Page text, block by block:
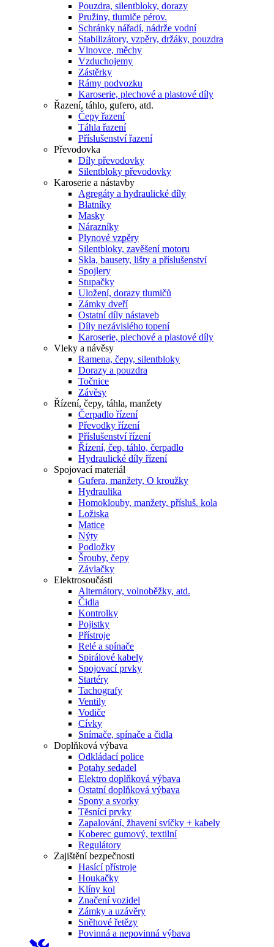
Pouzdra, silentbloky, dorazy
Pružiny, tlumiče pérov.
Schránky nářadí, nádrže vodní
Stabilizátory, vzpěry, držáky, pouzdra
Vlnovce, měchy
Vzduchojemy
Zástěrky
Rámy podvozku
Karoserie, plechové a plastové díly
Řazení, táhlo, gufero, atd.
Čepy řazení
Táhla řazení
Příslušenství řazení
Převodovka
Díly převodovky
Silentbloky převodovky
Karoserie a nástavby
Agregáty a hydraulické díly
Blatníky
Masky
Nárazníky
Plynové vzpěry
Silentbloky, zavěšení motoru
Skla, bausety, lišty a příslušenství
Spojlery
Stupačky
Uložení, dorazy tlumičů
Zámky dveří
Ostatní díly nástaveb
Díly nezávislého topení
Karoserie, plechové a plastové díly
Vleky a návěsy
Ramena, čepy, silentbloky
Dorazy a pouzdra
Točnice
Závěsy
Řízení, čepy, táhla, manžety
Čerpadlo řízení
Převodky řízení
Příslušenství řízení
Řízení, čep, táhlo, čerpadlo
Hydraulické díly řízení
Spojovací materiál
Gufera, manžety, O kroužky
Hydraulika
Homoklouby, manžety, přísluš. kola
Ložiska
Matice
Nýty
Podložky
Šrouby, čepy
Závlačky
Elektrosoučásti
Alternátory, volnoběžky, atd.
Čidla
Kontrolky
Pojistky
Přístroje
Relé a spínače
Spirálové kabely
Spojovací prvky
Startéry
Tachografy
Ventily
Vodiče
Cívky
Snímače, spínače a čidla
Doplňková výbava
Odkládací police
Potahy sedadel
Elektro doplňková výbava
Ostatní doplňková výbava
Spony a svorky
Těsnící prvky
Zapalování, žhavení svíčky + kabely
Koberec gumový, textilní
Regulátory
Zajištění bezpečnosti
Hasící přístroje
Houkačky
Klíny kol
Značení vozidel
Zámky a uzávěry
Sněhové řetězy
Povinná a nepovinná výbava